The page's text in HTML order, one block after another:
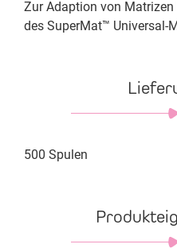
Zur Adaption von Matrizen
des SuperMat™ Universal-
500 Spulen